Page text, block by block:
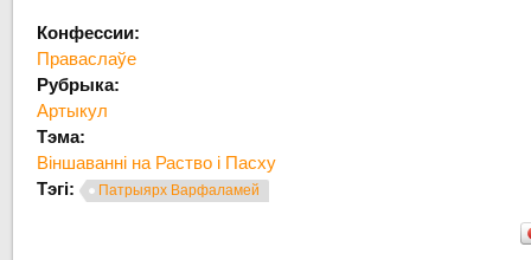
Конфессии:
Праваслаўе
Рубрыка:
Артыкул
Тэма:
Віншаванні на Раство і Пасху
Тэгі:
Патрыярх Варфаламей